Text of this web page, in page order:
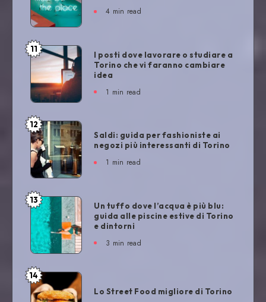
4 min read
11
I posti dove lavorare o studiare a
Torino che vi faranno cambiare
idea
1 min read
12
Saldi: guida per fashioniste ai
negozi più interessanti di Torino
1 min read
13
Un tuffo dove l’acqua è più blu:
guida alle piscine estive di Torino
e dintorni
3 min read
14
Lo Street Food migliore di Torino